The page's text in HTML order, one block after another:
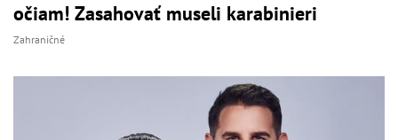
očiam! Zasahovať museli karabinieri
Zahraničné